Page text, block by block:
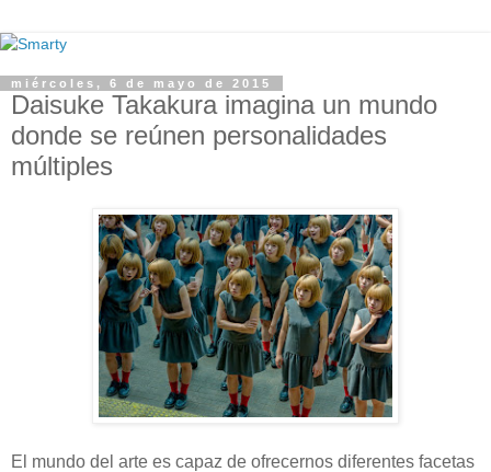
miércoles, 6 de mayo de 2015
Daisuke Takakura imagina un mundo
donde se reúnen personalidades
múltiples
El mundo del arte es capaz de ofrecernos diferentes facetas